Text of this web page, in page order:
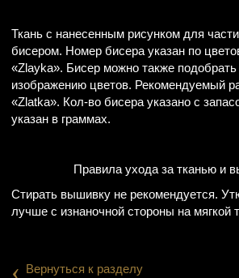
Ткань с нанесенным рисунком для
бисером. Номер бисера указан по
«Zlayka». Бисер можно также
изображению цветов. Рекомендуемый
«Zlatka». Кол-во бисера указано с
указан в граммах.
Правила ухода за тканью и
Стирать вышивку не рекомендуется.
лучше с изнаночной стороны на мягкой
‹ Вернуться к разделу